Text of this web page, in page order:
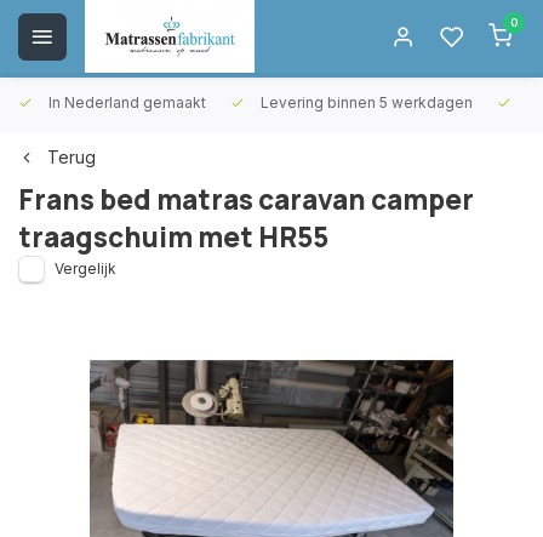
0
In Nederland gemaakt Levering binnen 5 werkdagen
Terug
Frans bed matras caravan camper
traagschuim met HR55
Vergelijk